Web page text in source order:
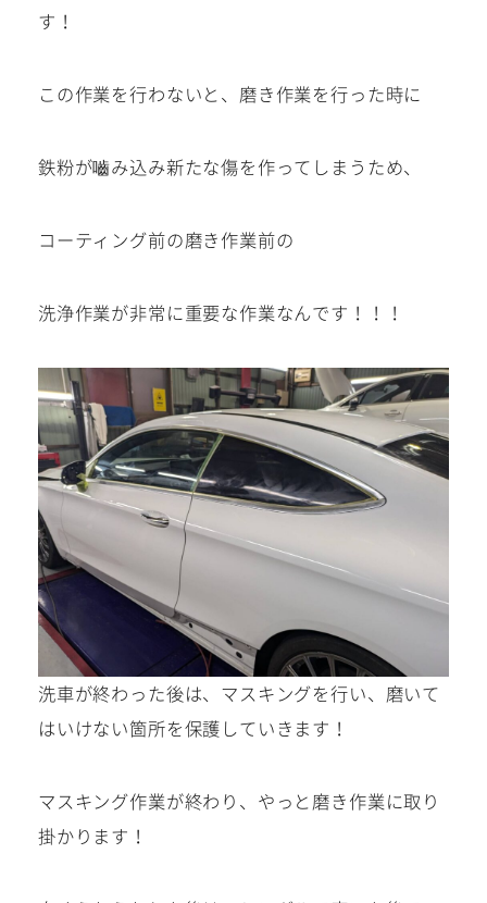
す！
この作業を行わないと、磨き作業を行った時に
鉄粉が嚙み込み新たな傷を作ってしまうため、
コーティング前の磨き作業前の
洗浄作業が非常に重要な作業なんです！！！
洗車が終わった後は、マスキングを行い、磨いて
はいけない箇所を保護していきます！
マスキング作業が終わり、やっと磨き作業に取り
掛かります！